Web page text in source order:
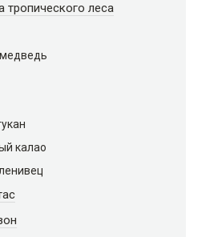
тропического леса
калао